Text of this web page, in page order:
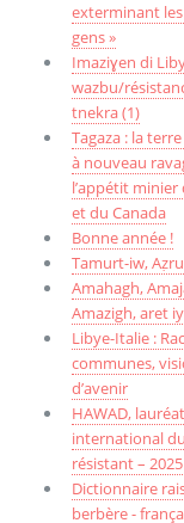
exterminant
gens »
Imaziɣen di
wazbu/
tnekra (1)
Tagaza : la
à nouveau
l’appétit minier
et du Canada
Bonne année !
Tamurt-iw, Aẓru
Amahagh,
Amazigh, aret
Libye-Italie :
communes,
d’avenir
HAWAD,
international
résistant – 2025
Dictionnaire
berbère -